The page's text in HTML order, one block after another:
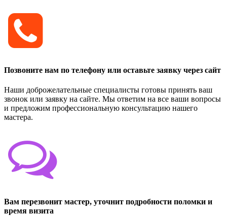
Позвоните нам по телефону или оставьте заявку через сайт
Наши доброжелательные специалисты готовы принять ваш
звонок или заявку на сайте. Мы ответим на все ваши вопросы
и предложим профессиональную консультацию нашего
мастера.
Вам перезвонит мастер, уточнит подробности поломки и
время визита